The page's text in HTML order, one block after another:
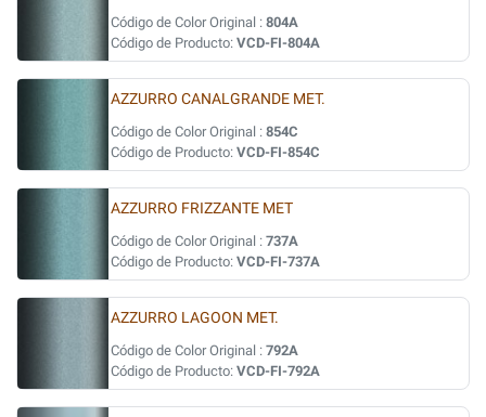
Código de Color Original : 804A
Código de Producto: VCD-FI-804A
AZZURRO CANALGRANDE MET.
Código de Color Original : 854C
Código de Producto: VCD-FI-854C
AZZURRO FRIZZANTE MET
Código de Color Original : 737A
Código de Producto: VCD-FI-737A
AZZURRO LAGOON MET.
Código de Color Original : 792A
Código de Producto: VCD-FI-792A